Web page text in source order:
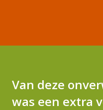
Van deze
was een extra